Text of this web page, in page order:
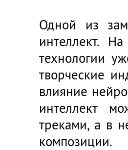
Одной из
интеллект.
технологии
творческие
влияние
интеллект
треками, а в
композиции.